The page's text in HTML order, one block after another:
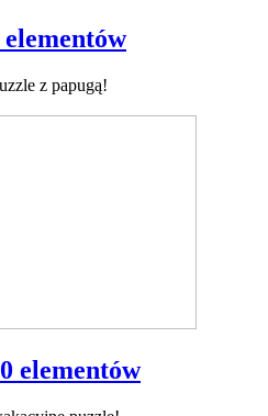
z papugą!
elementów